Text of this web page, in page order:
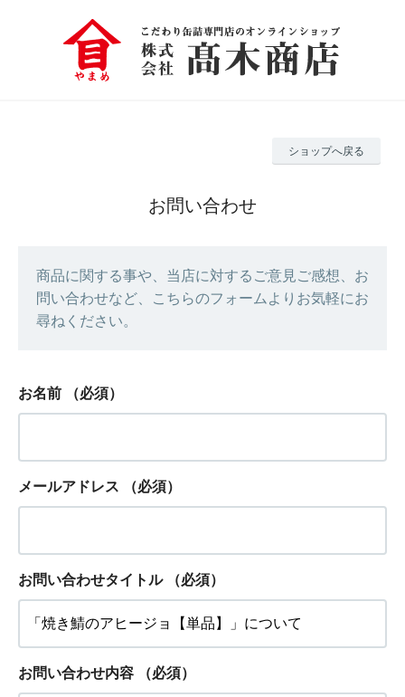
ショップへ戻る
お問い合わせ
商品に関する事や、当店に対するご意見ご感想、お
問い合わせなど、こちらのフォームよりお気軽にお
尋ねください。
お名前 （必須）
メールアドレス （必須）
お問い合わせタイトル （必須）
お問い合わせ内容 （必須）